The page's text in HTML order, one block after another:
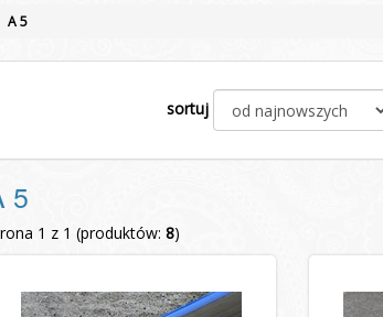
A 5
sortuj
5
1 z 1 (produktów: 8)